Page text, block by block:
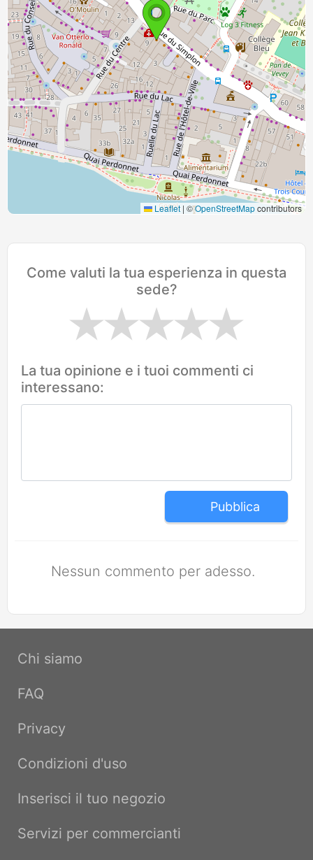
Leaflet | ©OpenStreetMapcontributors
Come valuti la tua esperienza in questa
sede?
La tua opinione e i tuoi commenti ci
interessano:
Pubblica
Nessun commento per adesso.
Chi siamo
FAQ
Privacy
Condizioni d'uso
Inserisci il tuo negozio
Servizi per commercianti